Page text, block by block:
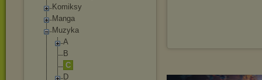
Komiksy
Manga
Muzyka
A
B
C
D